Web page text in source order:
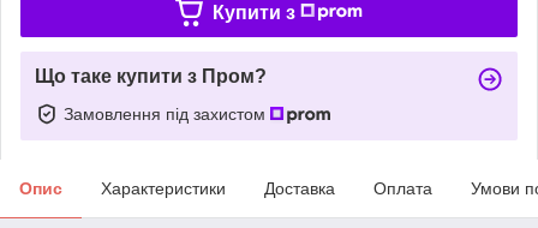
Купити з
Що таке купити з Пром?
Замовлення під захистом
Опис Характеристики Доставка Оплата Умови